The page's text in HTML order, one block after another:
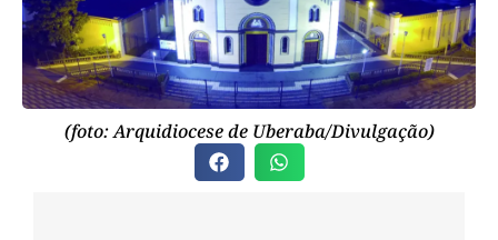
(foto: Arquidiocese de Uberaba/Divulgação)